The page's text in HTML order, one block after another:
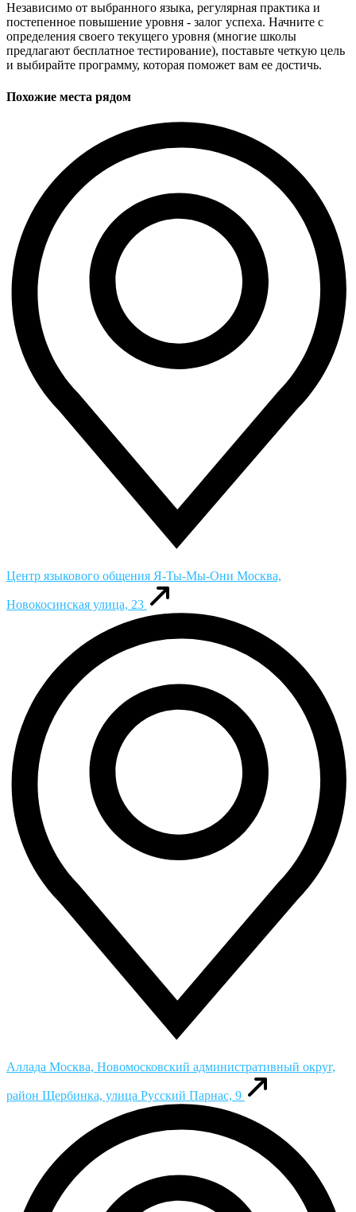
Независимо от выбранного языка, регулярная практика и
постепенное повышение уровня - залог успеха. Начните с
определения своего текущего уровня (многие школы
предлагают бесплатное тестирование), поставьте четкую цель
и выбирайте программу, которая поможет вам ее достичь.
Похожие места рядом
Центр языкового общения Я-Ты-Мы-Они Москва,
Новокосинская улица, 23
Аллада Москва, Новомосковский административный округ,
район Щербинка, улица Русский Парнас, 9